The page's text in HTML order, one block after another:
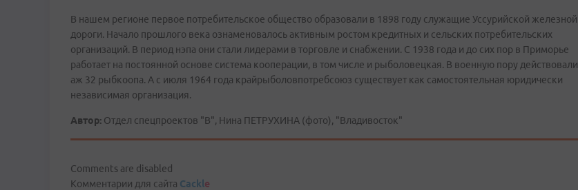
В нашем регионе первое потребительское общество образовали в 1898 году служащие Уссурийской железной
дороги. Начало прошлого века ознаменовалось активным ростом кредитных и сельских потребительских
организаций. В период нэпа они стали лидерами в торговле и снабжении. С 1938 года и до сих пор в Приморье
работает на постоянной основе система кооперации, в том числе и рыболовецкая. В военную пору действовали
аж 32 рыбкоопа. А с июля 1964 года крайрыболовпотребсоюз существует как самостоятельная юридически
независимая организация.
Автор: Отдел спецпроектов "В", Нина ПЕТРУХИНА (фото), "Владивосток"
Comments are disabled
Комментарии для сайта Cackle